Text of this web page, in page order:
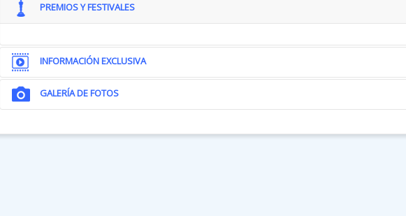
PREMIOS Y FESTIVALES
INFORMACIÓN EXCLUSIVA
GALERÍA DE FOTOS